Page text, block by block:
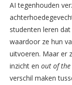
AI tegenhouden
studenten leren
waardoor ze hun
uitvoeren. Maar er
inzicht en out of
verschil maken